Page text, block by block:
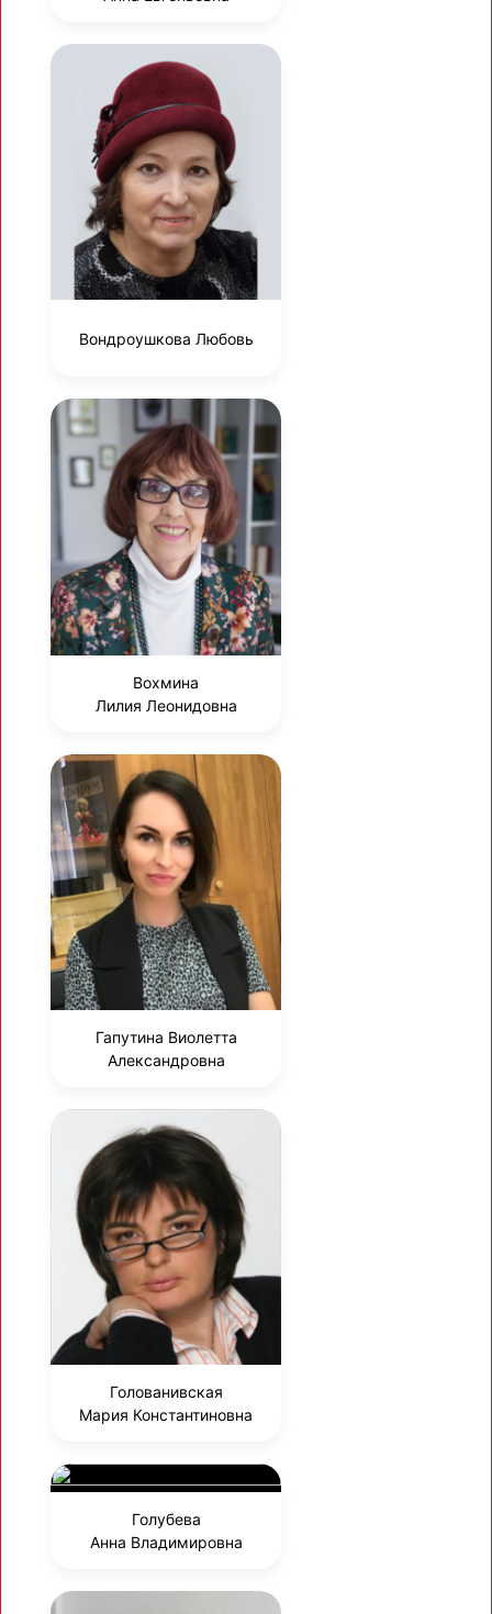
Вондроушкова Любовь
Вохмина
Лилия Леонидовна
Гапутина Виолетта
Александровна
Голованивская
Мария Константиновна
Голубева
Анна Владимировна